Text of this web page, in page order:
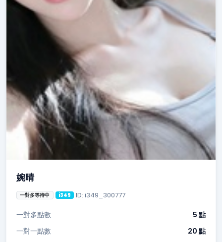
婉晴
一對多等待中 i349 ID: i349_300777
一對多點數
5 點
一對一點數
20 點